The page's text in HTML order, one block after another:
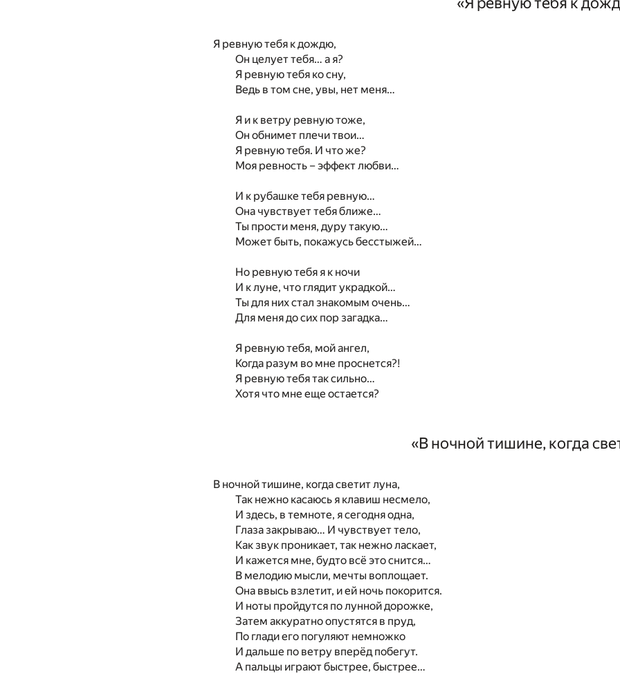
Я ревную тебя к дождю,
Он целует тебя… а я?
Я ревную тебя ко сну,
Ведь в том сне, увы, нет меня…
Я и к ветру ревную тоже,
Он обнимет плечи твои…
Я ревную тебя. И что же?
Моя ревность – эффект любви…
И к рубашке тебя ревную…
Она чувствует тебя ближе…
Ты прости меня, дуру такую…
Может быть, покажусь бесстыжей…
Но ревную тебя я к ночи
И к луне, что глядит украдкой…
Ты для них стал знакомым очень…
Для меня до сих пор загадка…
Я ревную тебя, мой ангел,
Когда разум во мне проснется?!
Я ревную тебя так сильно…
Хотя что мне еще остается?
«В ночной тишине, когда
В ночной тишине, когда светит луна,
Так нежно касаюсь я клавиш несмело,
И здесь, в темноте, я сегодня одна,
Глаза закрываю… И чувствует тело,
Как звук проникает, так нежно ласкает,
И кажется мне, будто всё это снится…
В мелодию мысли, мечты воплощает.
Она ввысь взлетит, и ей ночь покорится.
И ноты пройдутся по лунной дорожке,
Затем аккуратно опустятся в пруд,
По глади его погуляют немножко
И дальше по ветру вперёд побегут.
А пальцы играют быстрее, быстрее…